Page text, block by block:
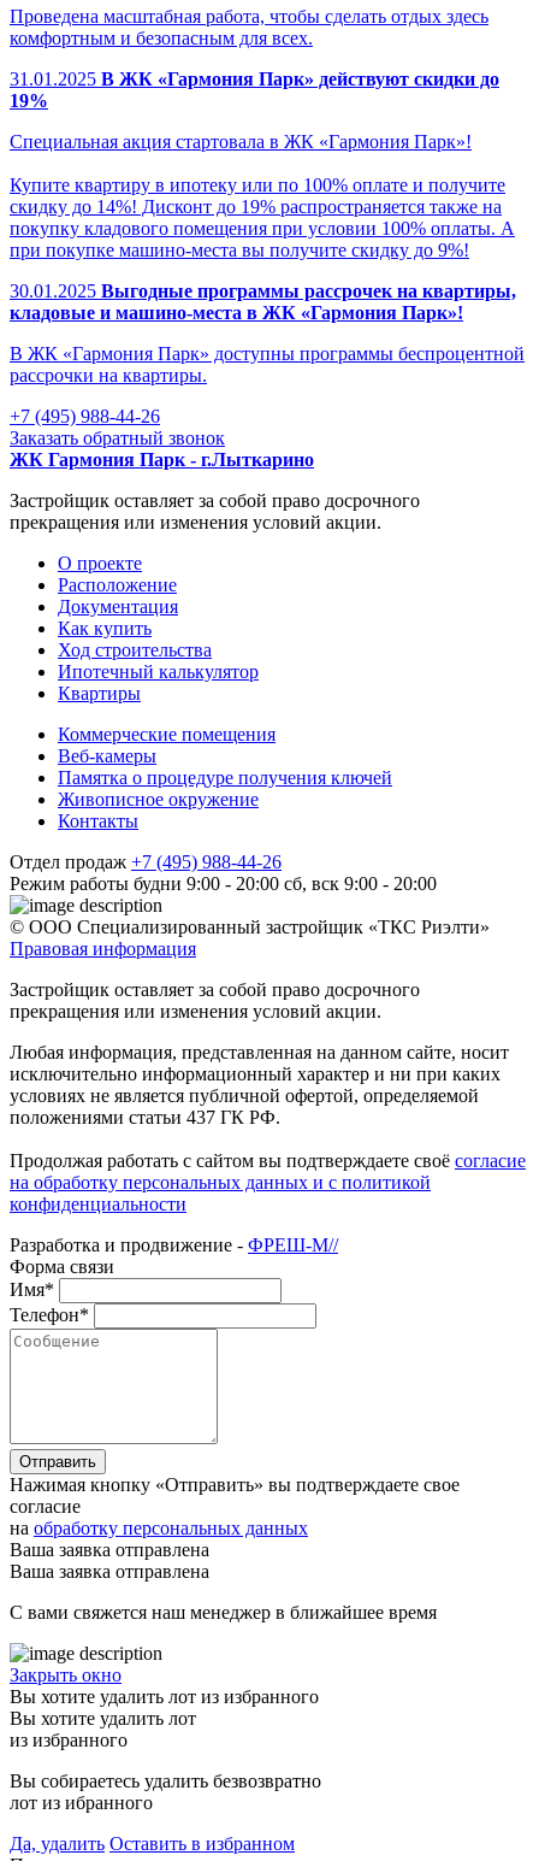
Проведена масштабная работа, чтобы сделать отдых здесь
комфортным и безопасным для всех.
31.01.2025 В ЖК «Гармония Парк» действуют скидки до
19%
Специальная акция стартовала в ЖК «Гармония Парк»!
Купите квартиру в ипотеку или по 100% оплате и получите
скидку до 14%! Дисконт до 19% распространяется также на
покупку кладового помещения при условии 100% оплаты. А
при покупке машино-места вы получите скидку до 9%!
30.01.2025 Выгодные программы рассрочек на квартиры,
кладовые и машино-места в ЖК «Гармония Парк»!
В ЖК «Гармония Парк» доступны программы беспроцентной
рассрочки на квартиры.
+7 (495) 988-44-26
Заказать обратный звонок
ЖК Гармония Парк - г.Лыткарино
Застройщик оставляет за собой право досрочного
прекращения или изменения условий акции.
О проекте
Раcположение
Документация
Как купить
Ход строительства
Ипотечный калькулятор
Квартиры
Коммерческие помещения
Веб-камеры
Памятка о процедуре получения ключей
Живописное окружение
Контакты
Отдел продаж +7 (495) 988-44-26
Режим работы будни 9:00 - 20:00 сб, вск 9:00 - 20:00
© ООО Специализированный застройщик «ТКС Риэлти»
Правовая информация
Застройщик оставляет за собой право досрочного
прекращения или изменения условий акции.
Любая информация, представленная на данном сайте, носит
исключительно информационный характер и ни при каких
условиях не является публичной офертой, определяемой
положениями статьи 437 ГК РФ.
Продолжая работать с сайтом вы подтверждаете своё согласие
на обработку персональных данных и с политикой
конфиденциальности
Разработка и продвижение - ФРЕШ-М//
Форма связи
Имя*
Телефон*
Отправить
Нажимая кнопку «Отправить» вы подтверждаете свое
согласие
на обработку персональных данных
Ваша заявка отправлена
Ваша заявка отправлена
С вами свяжется наш менеджер в ближайшее время
Закрыть окно
Вы хотите удалить лот из избранного
Вы хотите удалить лот
из избранного
Вы собираетесь удалить безвозвратно
лот из ибранного
Да, удалить Оставить в избранном